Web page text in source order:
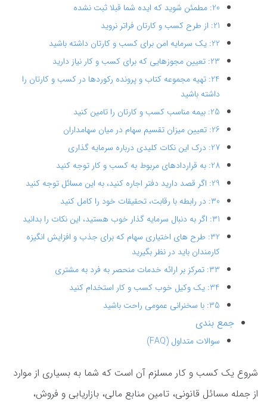
20: مطمئن شوید که ایده شما قبلا ثبت نشده
21: از طرح کسب و کارتان فراتر نروید
22: یک سرمایه امن برای کسب و کارتان داشته باشید
23: تعیین مجوزهایی که برای کسب و کار نیاز دارید
24: تهیه مجموعه کتاب و پرونده رکوردها در کسب و کارتان را
داشته باشید
25: بیمه مناسب کسب و کارتان را تامین کنید
26: تعیین میزان تقسیم سهام در میان سهامداران
27: درک این نکات کلیدی درباره سرمایه گذاری
28: به قراردادهای مربوط به کسب و کار توجه کنید
29: اگر قصد دارید دفتر اجاره کنید، به این مسائل توجه کنید
30: در رابطه با رقابت، تحقیقات خود را کامل کنید
31: اگر به دنبال سرمایه گذار خوب هستید، این نکات را بدانید
32: طرح های اختیاری سهام که برای جذب و افزایش انگیزه
کارمندان باید در نظر بگیرید
33: تمرکز بر ارائه خدمات منحصر به فرد به مشتری
34: یک وکیل خوب کسب و کار استخدام کنید
35: با سخنرانی عمومی راحت باشید
جمع بندی
سوالات متداول (FAQ)
شروع یک کسب و کار مسلزم آن است که شما به بسیاری از موارد
از جمله مسائل قانونی، تامین منابع مالی، بازاریابی و فروش،